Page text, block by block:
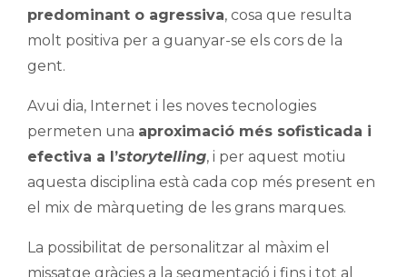
predominant o agressiva, cosa que resulta
molt positiva per a guanyar-se els cors de la
gent.
Avui dia, Internet i les noves tecnologies
permeten una aproximació més sofisticada i
efectiva a l’storytelling, i per aquest motiu
aquesta disciplina està cada cop més present en
el mix de màrqueting de les grans marques.
La possibilitat de personalitzar al màxim el
missatge gràcies a la segmentació i fins i tot al